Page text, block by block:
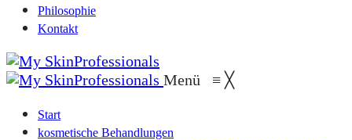
Philosophie
Kontakt
Menü ≡ ╳
Start
kosmetische Behandlungen